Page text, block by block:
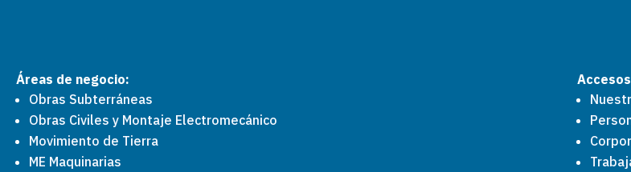
Áreas de negocio:
Obras Subterráneas
Obras Civiles y Montaje Electromecánico
Movimiento de Tierra
ME Maquinarias